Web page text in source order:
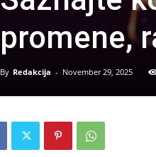
promene,
By Redakcija - November 29, 2025